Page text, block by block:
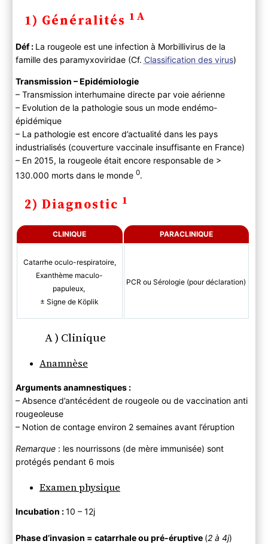
2
Calendrier des vaccinations et recommandations
vaccinales
calendrier simplifié
2) Diagnostic
Anamnèse
Examen physique
B ) Paraclinique
C ) Diagnostic différentiel
3) Evolution
A) Histoire naturelle
B) Complications
4) PEC
A) Bilan
B) Traitement
C) Prévention
1) Généralités 1A
Déf : La rougeole est une infection à Morbillivirus de la
famille des paramyxoviridae (Cf. Classification des virus)
Transmission – Epidémiologie
– Transmission interhumaine directe par voie aérienne
– Evolution de la pathologie sous un mode endémo-
épidémique
– La pathologie est encore d’actualité dans les pays
industrialisés (couverture vaccinale insuffisante en France)
– En 2015, la rougeole était encore responsable de >
130.000 morts dans le monde 0.
2) Diagnostic 1
CLINIQUE PARACLINIQUE
Catarrhe oculo-respiratoire,
Exanthème maculo-
papuleux,
± Signe de Köplik
PCR ou Sérologie (pour déclaration)
A ) Clinique
Anamnèse
Arguments anamnestiques :
– Absence d’antécédent de rougeole ou de vaccination anti
rougeoleuse
– Notion de contage environ 2 semaines avant l’éruption
Remarque: les nourrissons (de mère immunisée) sont
protégés pendant 6 mois
Examen physique
Incubation :10 – 12j
Phase d’invasion = catarrhale ou pré-éruptive (2 à 4j)